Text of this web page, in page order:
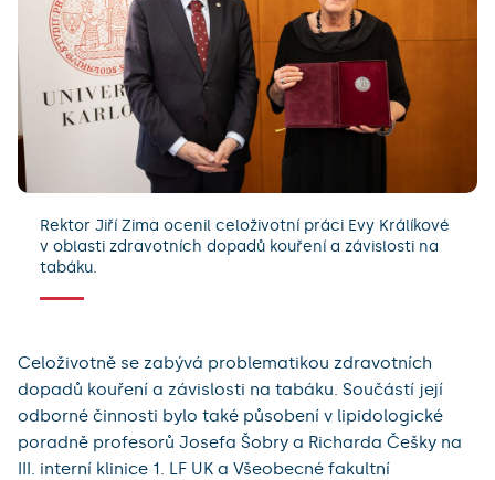
Rektor Jiří Zima ocenil celoživotní práci Evy Králíkové
v oblasti zdravotních dopadů kouření a závislosti na
tabáku.
Celoživotně se zabývá problematikou zdravotních
dopadů kouření a závislosti na tabáku. Součástí její
odborné činnosti bylo také působení v lipidologické
poradně profesorů Josefa Šobry a Richarda Češky na
III. interní klinice 1. LF UK a Všeobecné fakultní